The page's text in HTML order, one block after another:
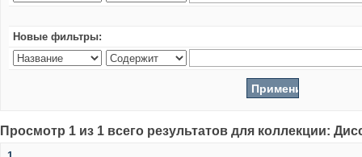
Новые фильтры:
Просмотр 1 из 1 всего результатов для коллекции: